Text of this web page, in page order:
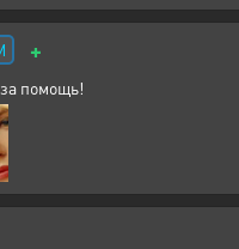
+
помощь!